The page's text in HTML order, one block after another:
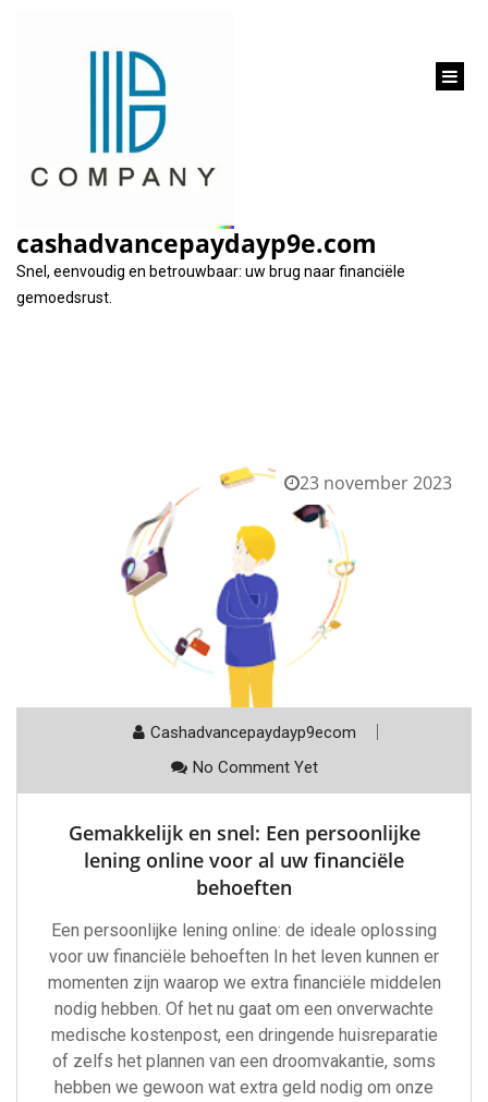
cashadvancepaydayp9e.com
Snel, eenvoudig en betrouwbaar: uw brug naar financiële
gemoedsrust.
Tag:
23 november 2023
Cashadvancepaydayp9ecom
No Comment Yet
Gemakkelijk en snel: Een persoonlijke
lening online voor al uw financiële
behoeften
Een persoonlijke lening online: de ideale oplossing
voor uw financiële behoeften In het leven kunnen er
momenten zijn waarop we extra financiële middelen
nodig hebben. Of het nu gaat om een onverwachte
medische kostenpost, een dringende huisreparatie
of zelfs het plannen van een droomvakantie, soms
hebben we gewoon wat extra geld nodig om onze